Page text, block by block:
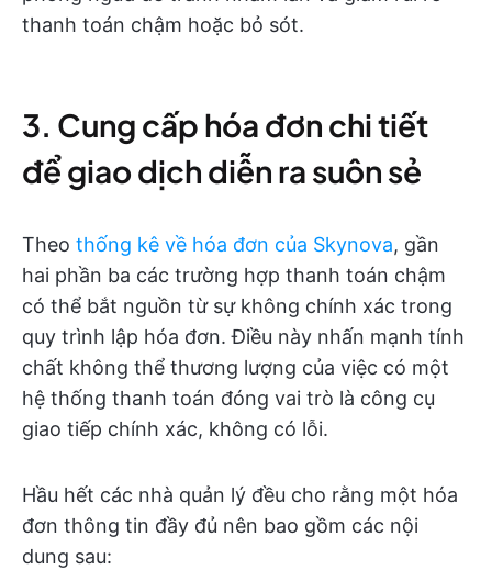
thanh toán chậm hoặc bỏ sót.
3. Cung cấp hóa đơn chi tiết
để giao dịch diễn ra suôn sẻ
Theo thống kê về hóa đơn của Skynova, gần
hai phần ba các trường hợp thanh toán chậm
có thể bắt nguồn từ sự không chính xác trong
quy trình lập hóa đơn. Điều này nhấn mạnh tính
chất không thể thương lượng của việc có một
hệ thống thanh toán đóng vai trò là công cụ
giao tiếp chính xác, không có lỗi.
Hầu hết các nhà quản lý đều cho rằng một hóa
đơn thông tin đầy đủ nên bao gồm các nội
dung sau: